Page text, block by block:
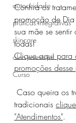
autocuidado
práticas integrativas
skincare
óleo essencial
Curso
Confira os
promoção de
sua mãe se
todas!
Clique aqui para
promoções
tradicionais
"Atendimentos".